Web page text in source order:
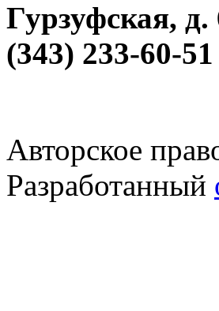
Гурзуфская,
(343) 233-60-51
Авторское
Разработанный